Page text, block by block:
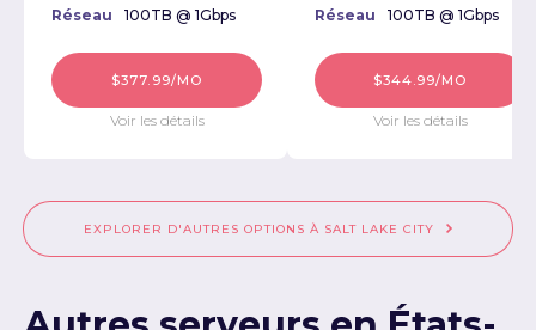
Réseau
100TB @ 1Gbps
$377.99/MO
Voir les détails
Réseau
100TB @ 1Gbps
$344.99/MO
Voir les détails
EXPLORER D'AUTRES OPTIONS À SALT LAKE CITY